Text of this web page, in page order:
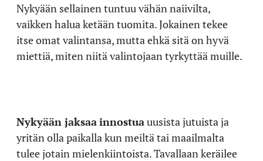
Nykyään sellainen tuntuu vähän naiivilta,
vaikken halua ketään tuomita. Jokainen tekee
itse omat valintansa, mutta ehkä sitä on hyvä
miettiä, miten niitä valintojaan tyrkyttää muille.
Nykyään jaksaainnostuauusista jutuista ja
yritän olla paikalla kun meiltä tai maailmalta
tulee jotain mielenkiintoista. Tavallaan keräilee